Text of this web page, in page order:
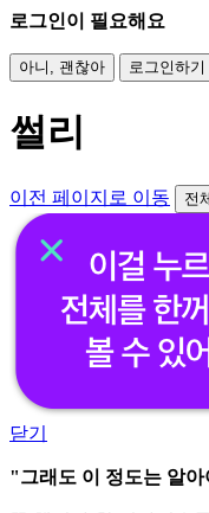
로그인이 필요해요
아니, 괜찮아 로그인하기
썰리
이전 페이지로 이동 전
닫기
"그래도 이 정도는 알아